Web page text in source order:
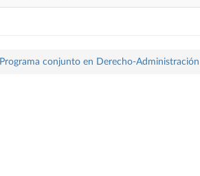
Programa conjunto en Derecho-